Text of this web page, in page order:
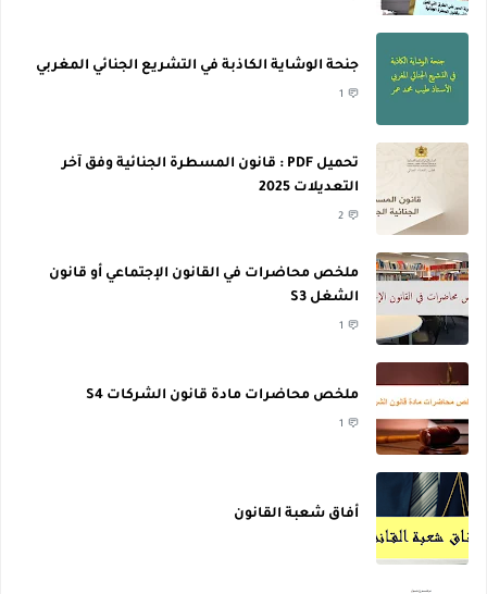
جنحة الوشاية الكاذبة في التشريع الجنائي المغربي
1
تحميل PDF : قانون المسطرة الجنائية وفق آخر
التعديلات 2025
2
ملخص محاضرات في القانون الإجتماعي أو قانون
الشغل S3
1
ملخص محاضرات مادة قانون الشركات S4
1
أفاق شعبة القانون